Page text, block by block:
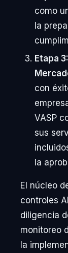
como
la
Etapa
con
VASP
sus
la
El núcleo
controles
diligencia
monitoreo
la